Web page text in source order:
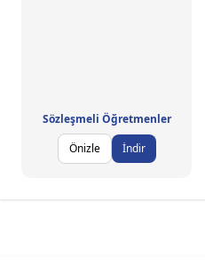
Sözleşmeli Öğretmenler
Önizle
İndir